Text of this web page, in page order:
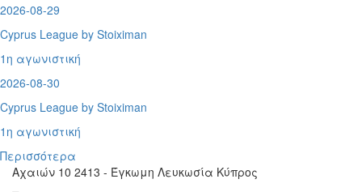
2026-08-29
Cyprus League by Stoiximan
1η αγωνιστική
2026-08-30
Cyprus League by Stoiximan
1η αγωνιστική
Περισσότερα
Αχαιών 10 2413 - Έγκωμη Λευκωσία Κύπρος